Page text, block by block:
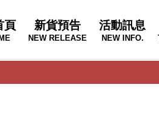
頁 新貨預告
NEW RELEASE
活動訊息
NEW INFO.